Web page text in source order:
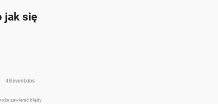
jak się
zawierać błędy